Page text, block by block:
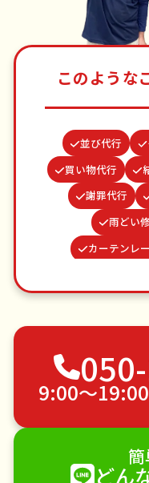
このような
並び代行
買い物代行
謝罪代行
雨どい
カーテンレ
水道パッ
つた・ツ
遺品整理・生前整理
草刈り・草むし
植木の剪定
ペットのお世
DIY・日曜
9:00〜
どん